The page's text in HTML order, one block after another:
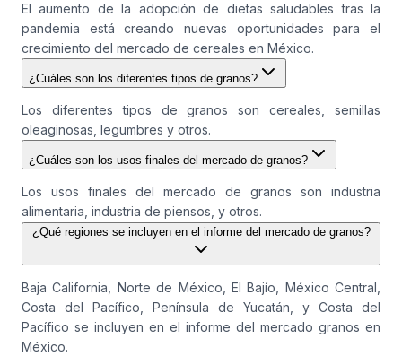
El aumento de la adopción de dietas saludables tras la
pandemia está creando nuevas oportunidades para el
crecimiento del mercado de cereales en México.
¿Cuáles son los diferentes tipos de granos?
Los diferentes tipos de granos son cereales, semillas
oleaginosas, legumbres y otros.
¿Cuáles son los usos finales del mercado de granos?
Los usos finales del mercado de granos son industria
alimentaria, industria de piensos, y otros.
¿Qué regiones se incluyen en el informe del mercado de granos?
Baja California, Norte de México, El Bajío, México Central,
Costa del Pacífico, Península de Yucatán, y Costa del
Pacífico se incluyen en el informe del mercado granos en
México.